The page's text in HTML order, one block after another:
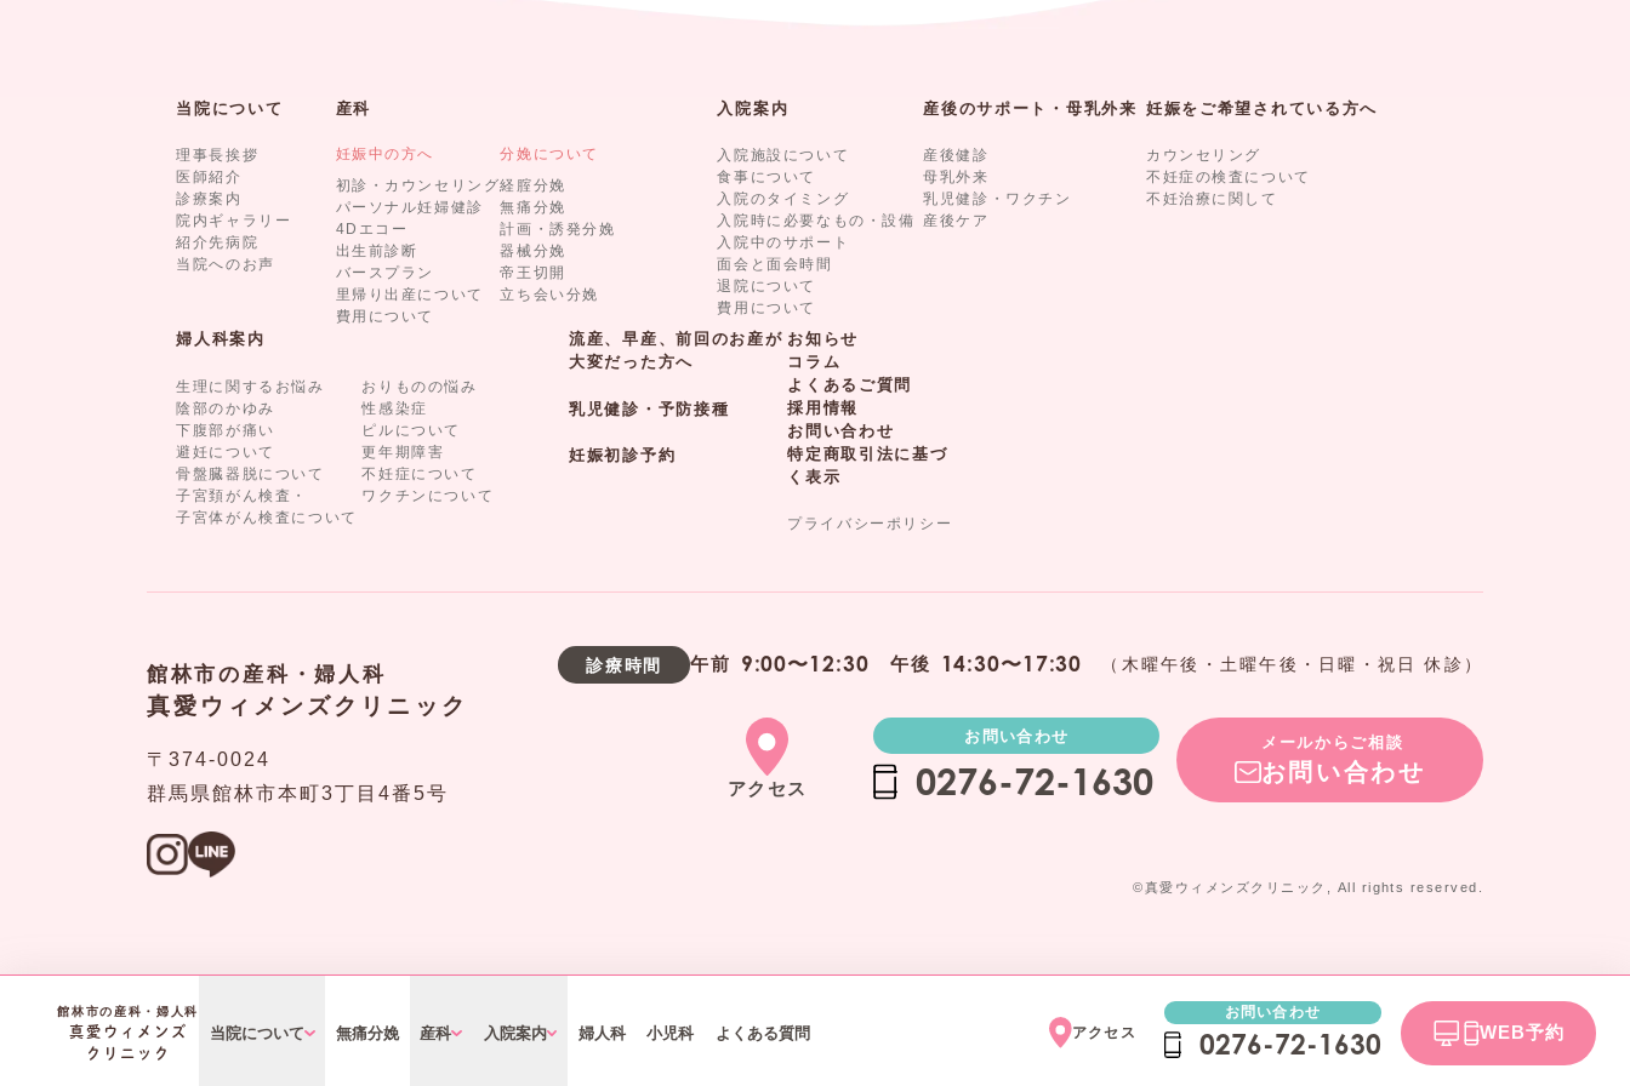
館林市の産科・婦人科
真愛ウィメンズ
クリニック
当院について 無痛分娩 産科 入院案内 婦人科 小児科 よくある質問 アクセス
お問い合わせ
0276-72-1630 WEB予約
当院について
理事長挨拶
医師紹介
診療案内
院内ギャラリー
紹介先病院
当院へのお声
産科
妊娠中の方へ
初診・カウンセリング
パーソナル妊婦健診
4Dエコー
出生前診断
バースプラン
里帰り出産について
費用について
分娩について
経腟分娩
無痛分娩
計画・誘発分娩
器械分娩
帝王切開
立ち会い分娩
入院案内
入院施設について
食事について
入院のタイミング
入院時に必要なもの・設備
入院中のサポート
面会と面会時間
退院について
費用について
産後のサポート・母乳外来
産後健診
母乳外来
乳児健診・ワクチン
産後ケア
妊娠をご希望されている方へ
カウンセリング
不妊症の検査について
不妊治療に関して
婦人科案内
生理に関するお悩み
おりものの悩み
陰部のかゆみ
性感染症
下腹部が痛い
ピルについて
避妊について
更年期障害
骨盤臓器脱について
不妊症について
子宮頚がん検査・
子宮体がん検査について
ワクチンについて
流産、早産、前回のお産が
大変だった方へ
乳児健診・予防接種
妊娠初診予約
お知らせ
コラム
よくあるご質問
採用情報
お問い合わせ
特定商取引法に基づ
く表示
プライバシーポリシー
館林市の産科・婦人科
真愛ウィメンズクリニック
〒374‐0024
群馬県館林市本町3丁目4番5号
診療時間 午前 9:00〜12:30 午後 14:30〜17:30 （木曜午後・土曜午後・日曜・祝日 休診）
アクセス
お問い合わせ
0276-72-1630
メールからご相談
お問い合わせ
©真愛ウィメンズクリニック, All rights reserved.